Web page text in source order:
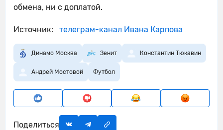
обмена, ни с доплатой.
Источник: телеграм-канал Ивана Карпова
Динамо Москва Зенит Константин Тюкавин
Андрей Мостовой Футбол
Поделиться